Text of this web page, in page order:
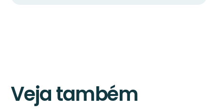
Veja também